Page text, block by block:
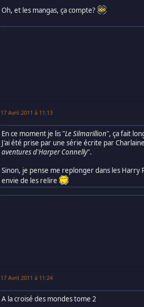
Oh, et les mangas, ça compte?
17 Avril 2011 à 11:13
En ce moment je lis "Le Silmarillion", ça fait
J'ai été prise par une série écrite par
aventures d'Harper Connelly".
Sinon, je pense me replonger dans les
envie de les relire
17 Avril 2011 à 11:24
A la croisé des mondes tome 2